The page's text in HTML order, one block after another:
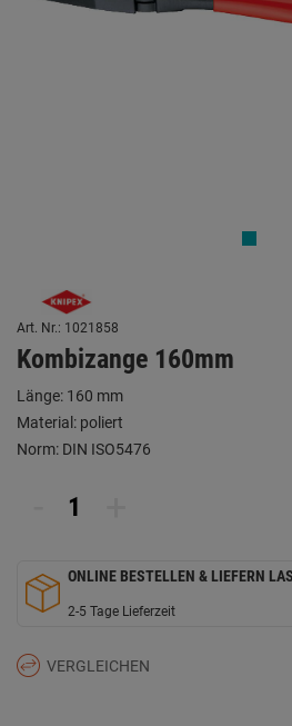
Art. Nr.: 1021858
Kombizange 160mm
Länge: 160 mm
Material: poliert
Norm: DIN ISO5476
ONLINE BESTELLEN & LIEFERN
2-5 Tage Lieferzeit
VERGLEICHEN